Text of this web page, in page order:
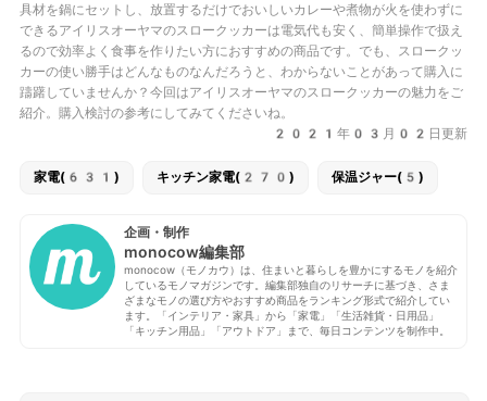
具材を鍋にセットし、放置するだけでおいしいカレーや煮物が火を使わずに
できるアイリスオーヤマのスロークッカーは電気代も安く、簡単操作で扱え
るので効率よく食事を作りたい方におすすめの商品です。でも、スロークッ
カーの使い勝手はどんなものなんだろうと、わからないことがあって購入に
躊躇していませんか？今回はアイリスオーヤマのスロークッカーの魅力をご
紹介。購入検討の参考にしてみてくださいね。
2021年03月02日更新
家電(631) キッチン家電(270) 保温ジャー(5)
企画・制作
monocow編集部
monocow（モノカウ）は、住まいと暮らしを豊かにするモノを紹介
しているモノマガジンです。編集部独自のリサーチに基づき、さま
ざまなモノの選び方やおすすめ商品をランキング形式で紹介してい
ます。「インテリア・家具」から「家電」「生活雑貨・日用品」
「キッチン用品」「アウトドア」まで、毎日コンテンツを制作中。